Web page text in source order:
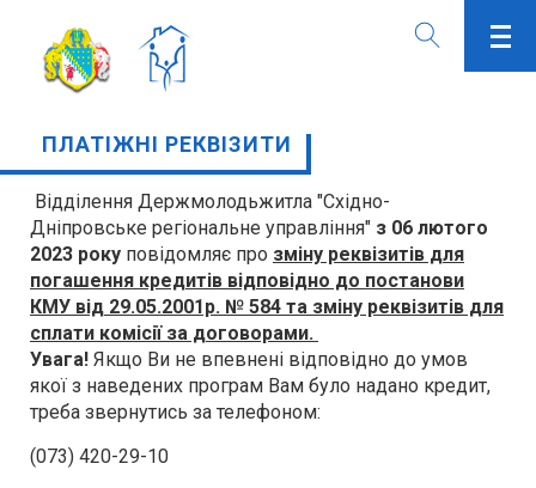
ПЛАТІЖНІ РЕКВІЗИТИ
Відділення Держмолодьжитла "Східно-
Дніпровське регіональне управління" з 06 лютого
2023 року повідомляє про зміну реквізитів для
погашення кредитів відповідно до постанови
КМУ від 29.05.2001р. № 584 та зміну реквізитів для
сплати комісії за договорами.
Увага! Якщо Ви не впевнені відповідно до умов
якої з наведених програм Вам було надано кредит,
треба звернутись за телефоном:
(073) 420-29-10